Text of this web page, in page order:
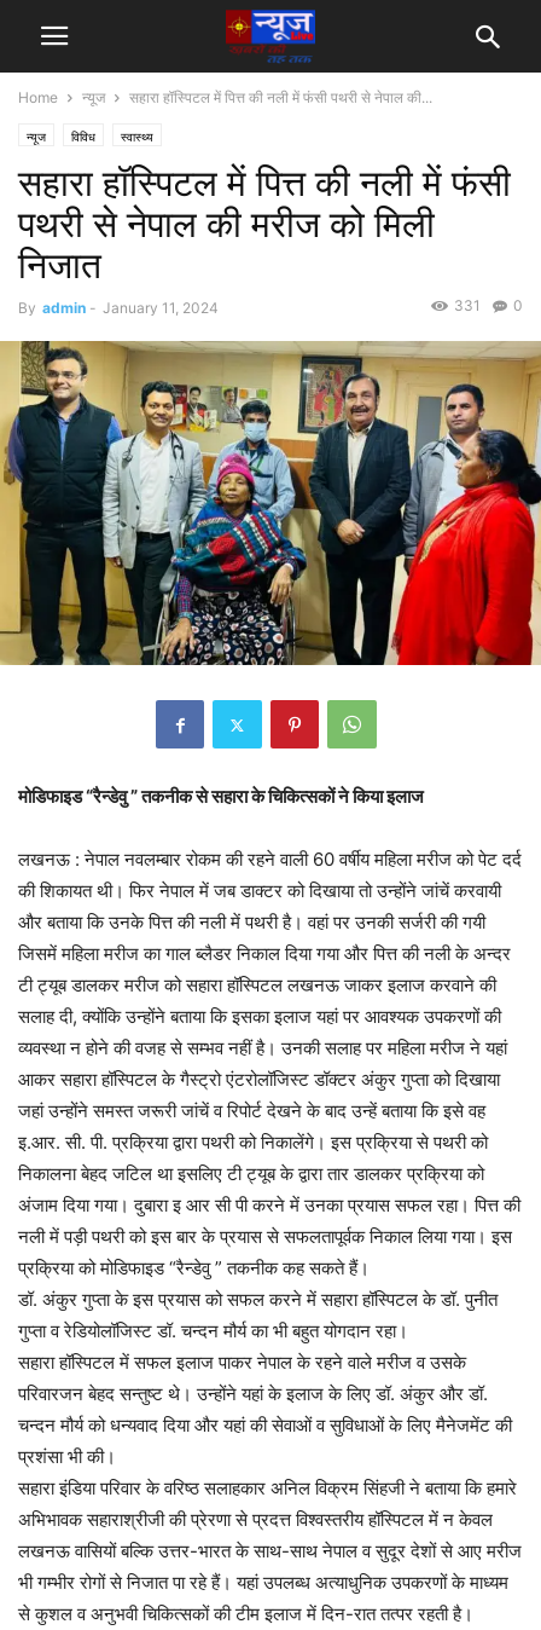
Home न्यूज सहारा हॉस्पिटल में पित्त की नली में फंसी पथरी से नेपाल की...
न्यूज विविध स्वास्थ्य
सहारा हॉस्पिटल में पित्त की नली में फंसी
पथरी से नेपाल की मरीज को मिली
निजात
By admin - January 11, 2024 0
331
मोडिफाइड “रैन्डेवु ” तकनीक से सहारा के चिकित्सकों ने किया इलाज
लखनऊ : नेपाल‌ नवलम्बार रोकम की रहने वाली 60 वर्षीय महिला मरीज को पेट दर्द
की शिकायत थी। फिर नेपाल में जब डाक्टर को दिखाया तो उन्होंने जांचें करवायी
और बताया कि उनके पित्त की नली में पथरी है। वहां पर‌ उनकी सर्जरी की गयी
जिसमें महिला मरीज का गाल ब्लैडर निकाल दिया गया और पित्त की नली के अन्दर
टी ट्यूब डालकर मरीज को सहारा हॉस्पिटल लखनऊ जाकर इलाज करवाने की
सलाह दी, क्योंकि उन्होंने बताया कि इसका इलाज यहां पर आवश्यक उपकरणों की
व्यवस्था न होने की वजह से सम्भव नहीं है। उनकी सलाह पर महिला मरीज ने यहां
आकर सहारा हॉस्पिटल के गैस्ट्रो एंटरोलॉजिस्ट डॉक्टर अंकुर गुप्ता को दिखाया
जहां उन्होंने समस्त जरूरी जांचें व रिपोर्ट देखने के बाद उन्हें बताया कि इसे वह
इ.आर. सी. पी. प्रक्रिया द्वारा पथरी को निकालेंगे। इस प्रक्रिया से पथरी को
निकालना बेहद जटिल था इसलिए टी ट्यूब के द्वारा तार डालकर प्रक्रिया को
अंजाम दिया गया। दुबारा इ आर सी पी करने में उनका प्रयास सफल रहा। पित्त की
नली में पड़ी पथरी को इस बार के प्रयास से सफलतापूर्वक निकाल लिया गया। इस
प्रक्रिया को मोडिफाइड “रैन्डेवु ” तकनीक कह सकते हैं।
डॉ. अंकुर गुप्ता के इस प्रयास को सफल करने में सहारा हॉस्पिटल के डॉ. पुनीत
गुप्ता व रेडियोलॉजिस्ट डॉ. चन्दन मौर्य का भी बहुत योगदान रहा।
सहारा हॉस्पिटल में सफल इलाज पाकर नेपाल के रहने वाले मरीज व उसके
परिवारजन बेहद सन्तुष्ट थे। उन्होंने यहां के इलाज के लिए डॉ. अंकुर और डॉ.
चन्दन मौर्य को धन्यवाद दिया और यहां की सेवाओं व सुविधाओं के लिए मैनेजमेंट की
प्रशंसा भी की।
सहारा इंडिया परिवार के वरिष्ठ सलाहकार अनिल विक्रम सिंहजी ने बताया कि हमारे
अभिभावक सहाराश्रीजी की प्रेरणा से प्रदत्त विश्वस्तरीय हॉस्पिटल में न केवल
लखनऊ वासियों बल्कि उत्तर-भारत के साथ-साथ नेपाल व सुदूर देशों से आए मरीज
भी गम्भीर रोगों से निजात पा रहे हैं। यहां उपलब्ध अत्याधुनिक उपकरणों के माध्यम
से कुशल व अनुभवी चिकित्सकों की टीम इलाज में दिन-रात तत्पर रहती है।